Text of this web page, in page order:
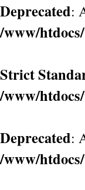
Deprecated:
/www/
Strict
/www/
Deprecated:
/www/